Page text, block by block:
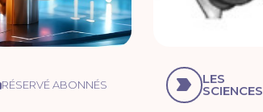
RÉSERVÉ ABONNÉS LES
SCIENCES